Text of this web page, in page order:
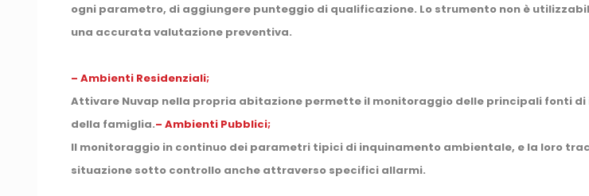
ogni parametro, di aggiungere punteggio di qualificazione. Lo strumento non è
una accurata valutazione preventiva.
– Ambienti Residenziali;
Attivare Nuvap nella propria abitazione permette il monitoraggio delle principali fonti
della famiglia.– Ambienti Pubblici;
Il monitoraggio in continuo dei parametri tipici di inquinamento ambientale, e la loro
situazione sotto controllo anche attraverso specifici allarmi.